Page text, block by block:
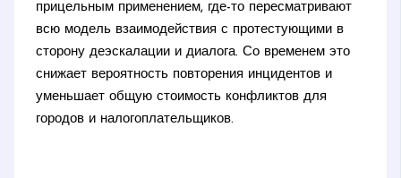
прицельным применением, где-то пересматривают
всю модель взаимодействия с протестующими в
сторону деэскалации и диалога. Со временем это
снижает вероятность повторения инцидентов и
уменьшает общую стоимость конфликтов для
городов и налогоплательщиков.